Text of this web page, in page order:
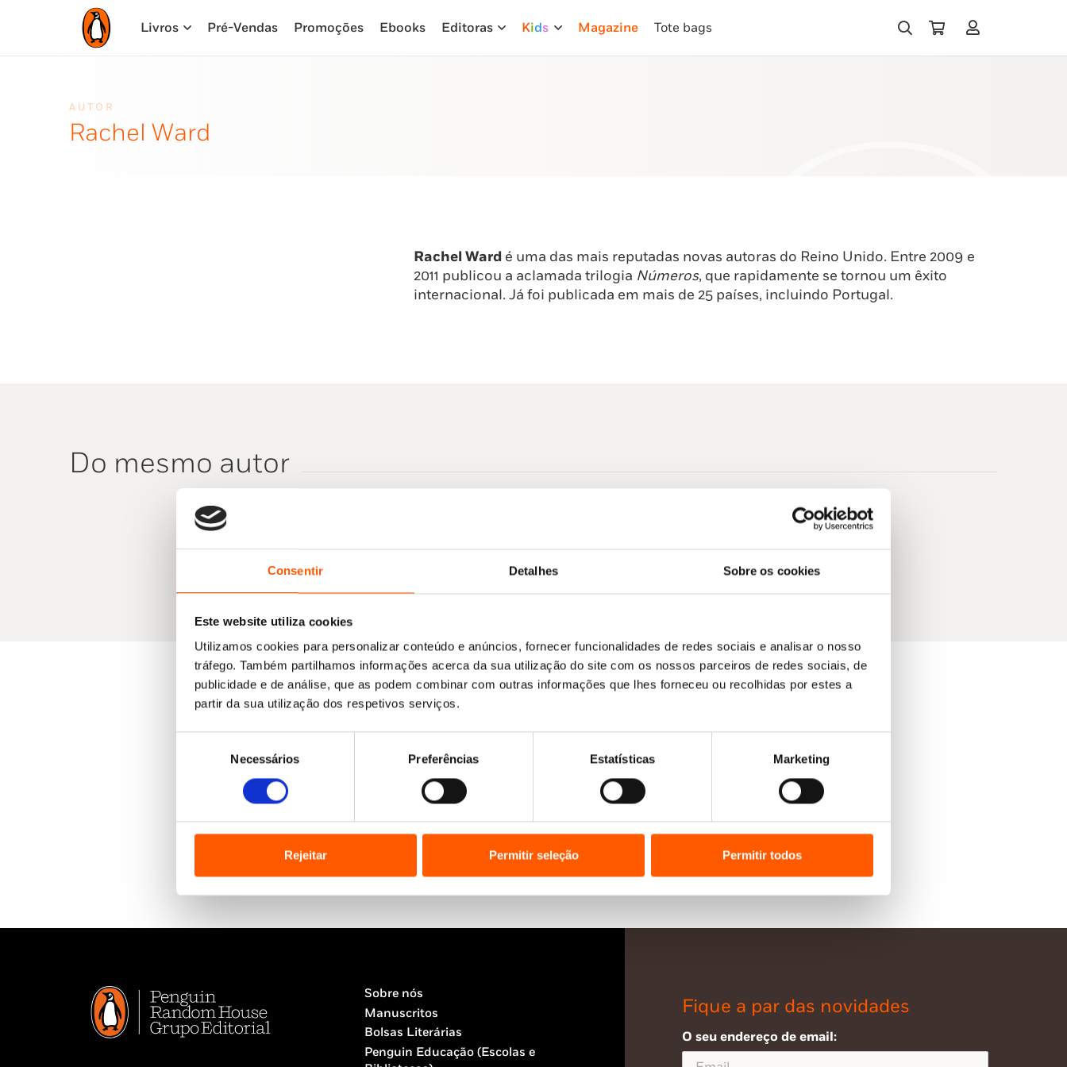
Consentir Detalhes Sobre os cookies
Este website utiliza cookies
Utilizamos cookies para personalizar conteúdo e anúncios, fornecer funcionalidades de redes sociais e analisar o nosso
tráfego. Também partilhamos informações acerca da sua utilização do site com os nossos parceiros de redes sociais, de
publicidade e de análise, que as podem combinar com outras informações que lhes forneceu ou recolhidas por estes a
partir da sua utilização dos respetivos serviços.
consentimento
Necessários Preferências Estatísticas Marketing
Rejeitar Permitir seleção Permitir todos
Livros Pré-Vendas Promoções Ebooks Editoras Kids Magazine Tote bags
AUTOR
Rachel Ward
Rachel Ward é uma das mais reputadas novas autoras do Reino Unido. Entre 2009 e
2011 publicou a aclamada trilogia Números, que rapidamente se tornou um êxito
internacional. Já foi publicada em mais de 25 países, incluindo Portugal.
Do mesmo autor
Sobre nós
Manuscritos
Bolsas Literárias
Penguin Educação (Escolas e
Fique a par das novidades
O seu endereço de email: